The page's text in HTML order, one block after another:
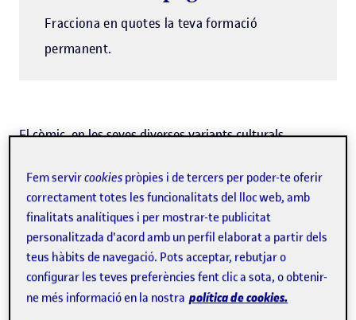
Fracciona en quotes la teva formació
permanent.
El còmic, en les seves diverses variants culturals
auge. Estem assistint a una eclosió sense precedents
quant al número d'obres i a la diversificació de gèneres:
històric, biogràfic, divulgatiu, bèl·lic, esportiu, educatiu,
d'autor/a, feminista i experimental. A molts països
proliferen editorials, botigues especialitzades, concursos,
Fem servircookies pròpies i de tercers per poder-te oferir
correctament totes les funcionalitats del lloc web, amb
finalitats analítiques i per mostrar-te publicitat
personalitzada d'acord amb un perfil elaborat a partir dels
teus hàbits de navegació. Pots acceptar, rebutjar o
configurar les teves preferències fent clic a sota, o obtenir-
ne més informació en la nostra política de cookies.